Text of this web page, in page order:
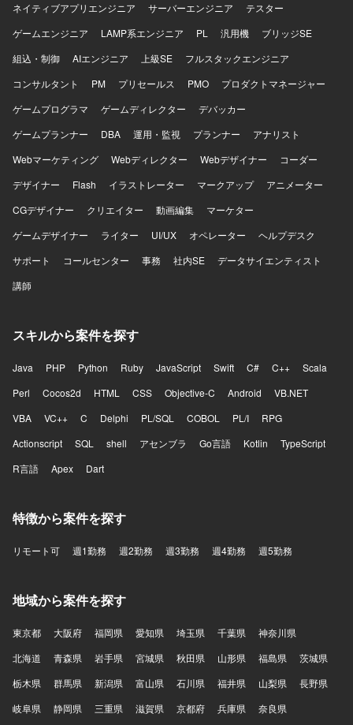
ネイティブアプリエンジニア
サーバーエンジニア
テスター
ゲームエンジニア
LAMP系エンジニア PL 汎用機
ブリッジSE
組込・制御
AIエンジニア 上級SE
フルスタックエンジニア
コンサルタント
PM プリセールス PMO
プロダクトマネージャー
ゲームプログラマ
ゲームディレクター
デバッカー
ゲームプランナー
DBA 運用・監視 プランナー
アナリスト
Webマーケティング
Webディレクター Webデザイナー
コーダー
デザイナー
Flash イラストレーター マークアップ
アニメーター
CGデザイナー
クリエイター 動画編集
マーケター
ゲームデザイナー
ライター UI/UX オペレーター
ヘルプデスク
サポート
コールセンター 事務 社内SE
データサイエンティスト
講師
スキルから案件を探す
Java PHP Python Ruby JavaScript Swift C# C++
Scala
Perl
Cocos2d HTML CSS Objective-C Android
VB.NET
VBA
VC++ C Delphi PL/SQL COBOL PL/I
RPG
Actionscript
SQL shell アセンブラ Go言語 Kotlin
TypeScript
R言語
Apex Dart
特徴から案件を探す
リモート可 週1勤務 週2勤務 週3勤務 週4勤務 週5勤務
地域から案件を探す
東京都 大阪府 福岡県 愛知県 埼玉県 千葉県
神奈川県
北海道
青森県 岩手県 宮城県 秋田県 山形県 福島県
茨城県
栃木県
群馬県 新潟県 富山県 石川県 福井県 山梨県
長野県
岐阜県
静岡県 三重県 滋賀県 京都府 兵庫県 奈良県